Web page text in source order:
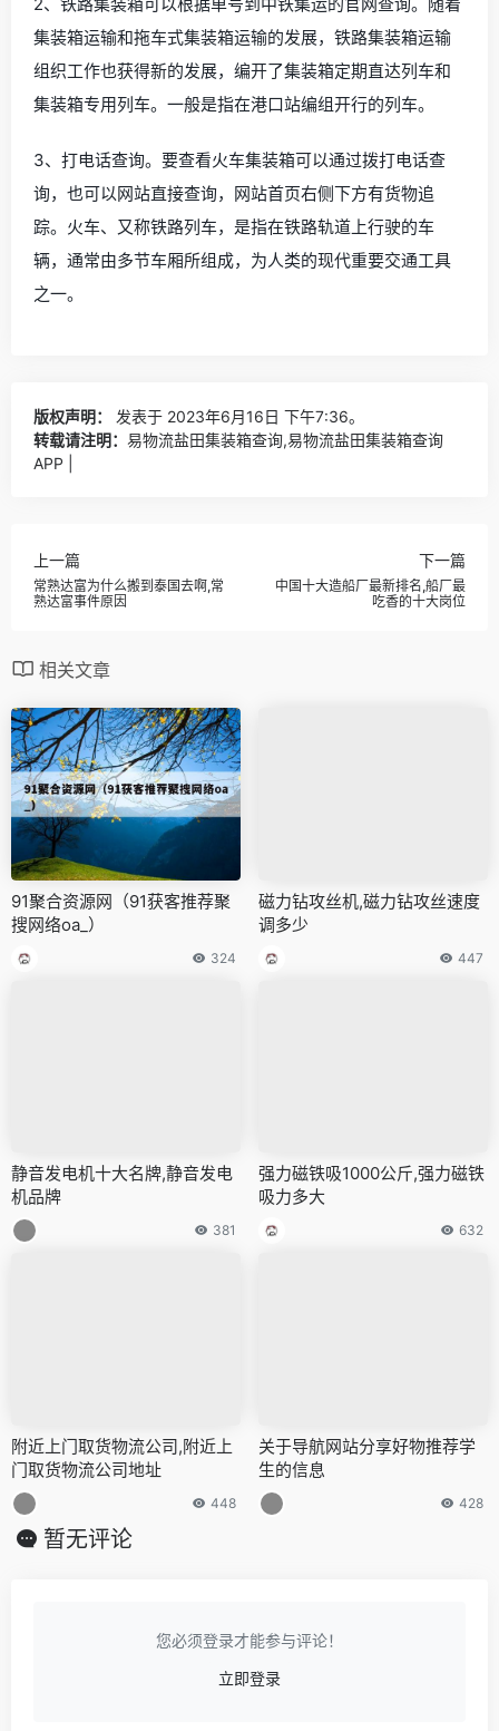
2、铁路集装箱可以根据单号到中铁集运的官网查询。随着
集装箱运输和拖车式集装箱运输的发展，铁路集装箱运输
组织工作也获得新的发展，编开了集装箱定期直达列车和
集装箱专用列车。一般是指在港口站编组开行的列车。
3、打电话查询。要查看火车集装箱可以通过拨打电话查
询，也可以网站直接查询，网站首页右侧下方有货物追
踪。火车、又称铁路列车，是指在铁路轨道上行驶的车
辆，通常由多节车厢所组成，为人类的现代重要交通工具
之一。
版权声明：
发表于 2023年6月16日 下午7:36。
转载请注明： 易物流盐田集装箱查询,易物流盐田集装箱查询
APP |
上一篇
常熟达富为什么搬到泰国去啊,常
熟达富事件原因
下一篇
中国十大造船厂最新排名,船厂最
吃香的十大岗位
相关文章
91聚合资源网（91获客推荐聚
搜网络oa_）
324
磁力钻攻丝机,磁力钻攻丝速度
调多少
447
静音发电机十大名牌,静音发电
机品牌
381
强力磁铁吸1000公斤,强力磁铁
吸力多大
632
附近上门取货物流公司,附近上
门取货物流公司地址
448
关于导航网站分享好物推荐学
生的信息
428
暂无评论
您必须登录才能参与评论！
立即登录